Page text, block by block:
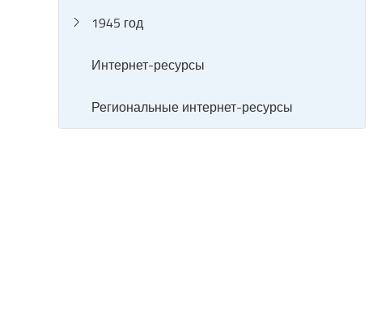
1945 год
Интернет-ресурсы
Региональные интернет-ресурсы